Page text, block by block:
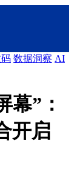
数据洞察 AI
幕”：
开启